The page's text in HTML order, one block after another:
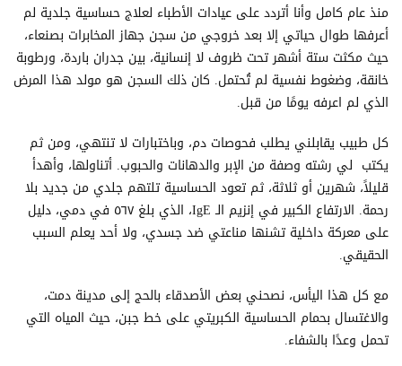
منذ عام كامل وأنا أتردد على عيادات الأطباء لعلاج حساسية جلدية لم
أعرفها طوال حياتي إلا بعد خروجي من سجن جهاز المخابرات بصنعاء،
حيث مكثت ستة أشهر تحت ظروف لا إنسانية، بين جدران باردة، ورطوبة
خانقة، وضغوط نفسية لم تُحتمل. كان ذلك السجن هو مولد هذا المرض
الذي لم اعرفه يومًا من قبل.
كل طبيب يقابلني يطلب فحوصات دم، وباختبارات لا تنتهي، ومن ثم
يكتب لي رشته وصفة من الإبر والدهانات والحبوب. أتناولها، وأهدأ
قليلاً، شهرين أو ثلاثة، ثم تعود الحساسية تلتهم جلدي من جديد بلا
رحمة. الارتفاع الكبير في إنزيم الـ IgE، الذي بلغ ٥٦٧ في دمي، دليل
على معركة داخلية تشنها مناعتي ضد جسدي، ولا أحد يعلم السبب
الحقيقي.
مع كل هذا اليأس، نصحني بعض الأصدقاء بالحج إلى مدينة دمت،
والاغتسال بحمام الحساسية الكبريتي على خط جبن، حيث المياه التي
تحمل وعدًا بالشفاء.